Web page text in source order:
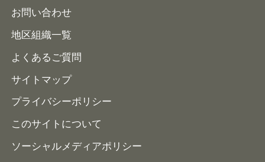
ナショナルゲームについて
メディア
お問い合わせ
地区組織一覧
よくあるご質問
サイトマップ
プライバシーポリシー
このサイトについて
ソーシャルメディアポリシー